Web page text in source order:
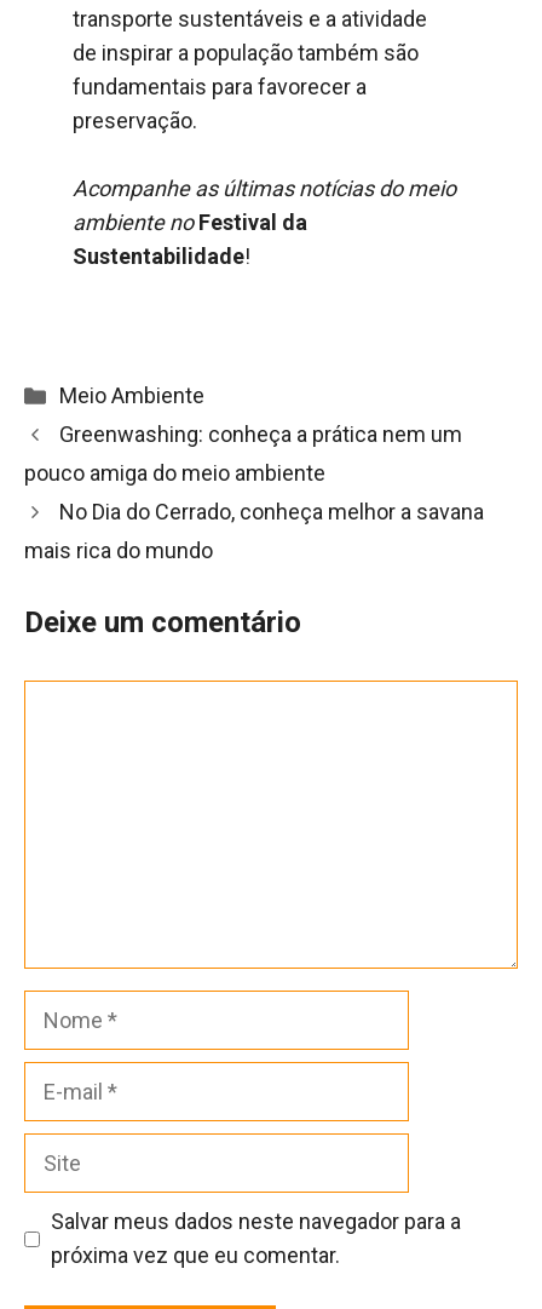
transporte sustentáveis e a atividade
de inspirar a população também são
fundamentais para favorecer a
preservação.
Acompanhe as últimas notícias do meio
ambiente no Festival da
Sustentabilidade!
Categorias
Meio Ambiente
Navegação
de
Greenwashing: conheça a prática nem um
pouco amiga do meio ambiente
No Dia do Cerrado, conheça melhor a savana
mais rica do mundo
Deixe um comentário
Nome
Site
Salvar meus dados neste navegador para a
próxima vez que eu comentar.